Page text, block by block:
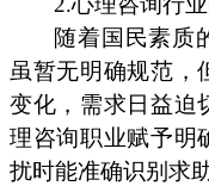
随着国民素质
虽暂无明确规范，
变化，需求日益迫
理咨询职业赋予明
扰时能准确识别求